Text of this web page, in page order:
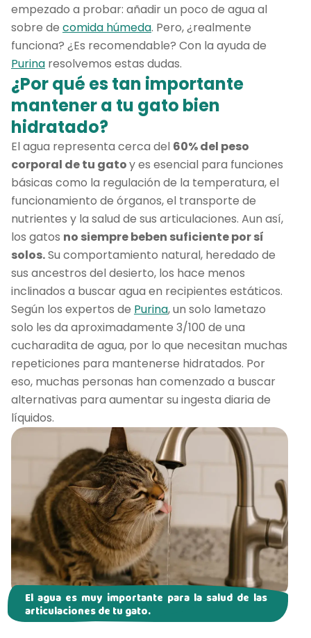
empezado a probar: añadir un poco de agua al
sobre de comida húmeda. Pero, ¿realmente
funciona? ¿Es recomendable? Con la ayuda de
Purina resolvemos estas dudas.
¿Por qué es tan importante
mantener a tu gato bien
hidratado?
El agua representa cerca del 60% del peso
corporal de tu gatoy es esencial para funciones
básicas como la regulación de la temperatura, el
funcionamiento de órganos, el transporte de
nutrientes y la salud de sus articulaciones. Aun así,
los gatos no siempre beben suficiente por sí
solos.Su comportamiento natural, heredado de
sus ancestros del desierto, los hace menos
inclinados a buscar agua en recipientes estáticos.
Según los expertos de Purina, un solo lametazo
solo les da aproximadamente 3/100 de una
cucharadita de agua, por lo que necesitan muchas
repeticiones para mantenerse hidratados. Por
eso, muchas personas han comenzado a buscar
alternativas para aumentar su ingesta diaria de
líquidos.
El agua es muy importante para la salud de las
articulaciones de tu gato.